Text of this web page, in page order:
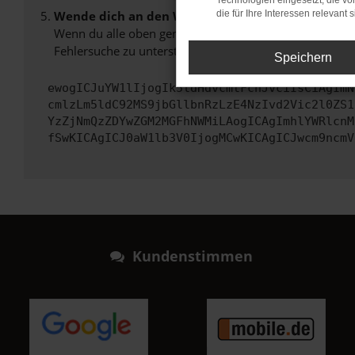
Wende dich an den Webseitenbetreiber.
Wenn du alle oben genannten Schritte versucht hast,
Fehlersuche zu unterstützen:
Kundenstimmen
die für Ihre Interessen relevant
Speichern